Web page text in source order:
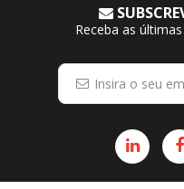
Receba as